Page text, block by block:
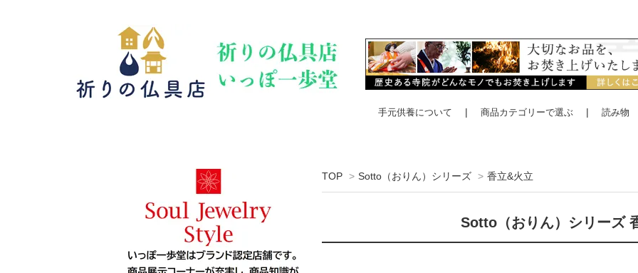
手元供養について 商品カテゴリーで選ぶ 読み物
TOP > Sotto（おりん）シリーズ > 香立&火立
Sotto（おりん）シリーズ